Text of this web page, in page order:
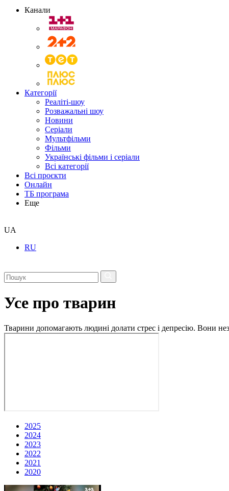
Канали
Категорії
Реаліті-шоу
Розважальні шоу
Новини
Серіали
Мультфільми
Фільми
Українські фільми і серіали
Всі категорії
Всі проєкти
Онлайн
ТБ програма
Еще
UA
RU
Усе про тварин
Тварини допомагають людині долати стрес і депресію. Вони
2025
2024
2023
2022
2021
2020